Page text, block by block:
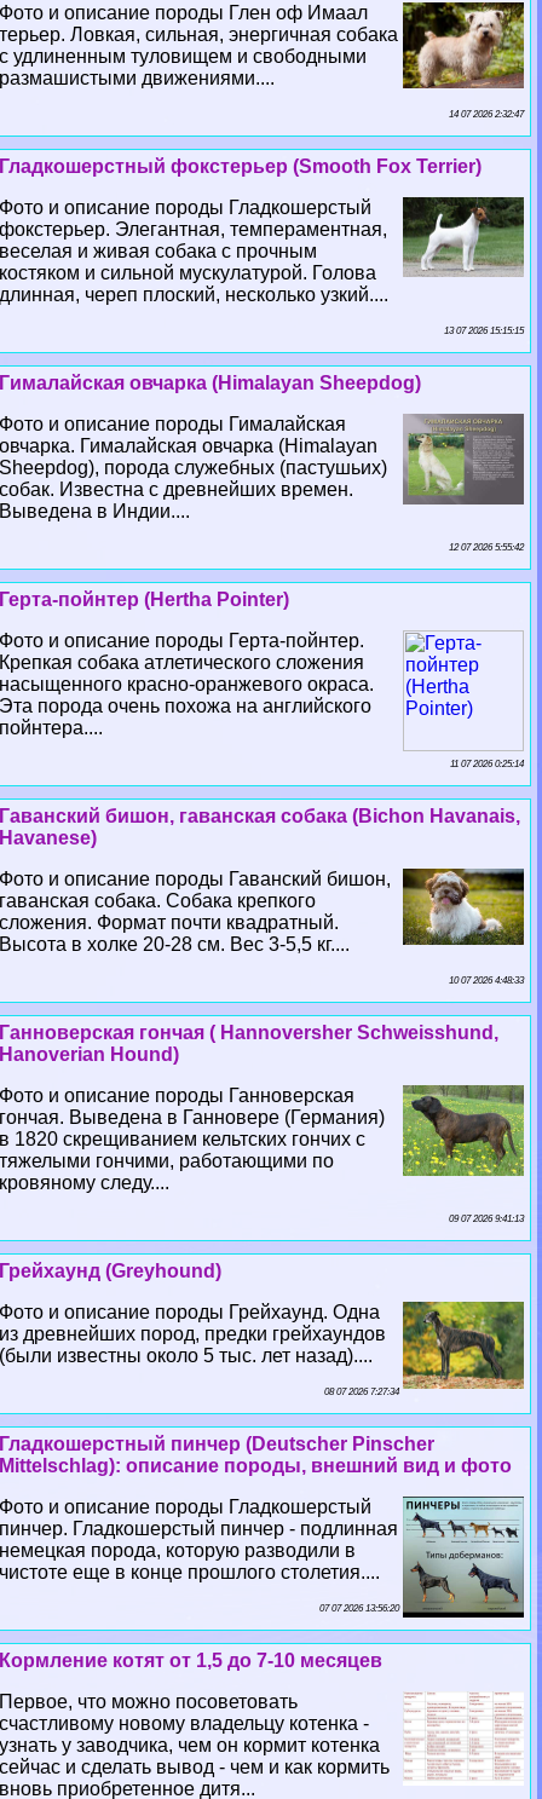
Фото и описание породы Глен оф Имаал
терьер. Ловкая, сильная, энергичная собака
с удлиненным туловищем и свободными
размашистыми движениями....
14 07 2026 2:32:47
Гладкошерстный фокстерьер (Smooth Fox Terrier)
Фото и описание породы Гладкошерстый
фокстерьер. Элегантная, темпераментная,
веселая и живая собака с прочным
костяком и сильной мускулатурой. Голова
длинная, череп плоский, несколько узкий....
13 07 2026 15:15:15
Гималайская овчарка (Himalayan Sheepdog)
Фото и описание породы Гималайская
овчарка. Гималайская овчарка (Himalayan
Sheepdog), порода служебных (пастушьих)
собак. Известна с древнейших времен.
Выведена в Индии....
12 07 2026 5:55:42
Герта-пойнтер (Hertha Pointer)
Фото и описание породы Герта-пойнтер.
Крепкая собака атлетического сложения
насыщенного красно-оранжевого окраса.
Эта порода очень похожа на английского
пойнтера....
11 07 2026 0:25:14
Гаванский бишон, гаванская собака (Bichon Havanais,
Havanese)
Фото и описание породы Гаванский бишон,
гаванская собака. Собака крепкого
сложения. Формат почти квадратный.
Высота в холке 20-28 см. Вес 3-5,5 кг....
10 07 2026 4:48:33
Ганноверская гончая ( Hannoversher Schweisshund,
Hanoverian Hound)
Фото и описание породы Ганноверская
гончая. Выведена в Ганновере (Германия)
в 1820 скрещиванием кельтских гончих с
тяжелыми гончими, работающими по
кровяному следу....
09 07 2026 9:41:13
Грейхаунд (Greyhound)
Фото и описание породы Грейхаунд. Одна
из древнейших пород, предки грейхаундов
(были известны около 5 тыс. лет назад)....
08 07 2026 7:27:34
Гладкошерстный пинчер (Deutscher Pinscher
Mittelschlag): описание породы, внешний вид и фото
Фото и описание породы Гладкошерстый
пинчер. Гладкошерстый пинчер - подлинная
немецкая порода, которую разводили в
чистоте еще в конце прошлого столетия....
07 07 2026 13:56:20
Кормление котят от 1,5 до 7-10 месяцев
Первое, что можно посоветовать
счастливому новому владельцу котенка -
узнать у заводчика, чем он кормит котенка
сейчас и сделать вывод - чем и как кормить
вновь приобретенное дитя...